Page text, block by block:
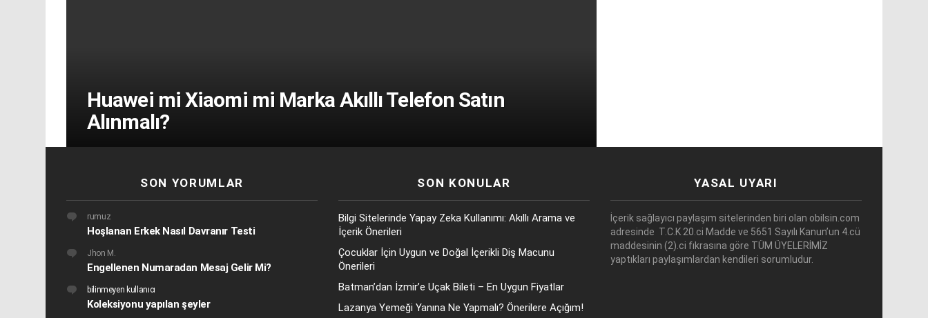
Huawei mi Xiaomi mi Marka Akıllı Telefon Satın
Alınmalı?
SON YORUMLAR
rumuz
Hoşlanan Erkek Nasıl Davranır Testi
Jhon M.
Engellenen Numaradan Mesaj Gelir Mi?
bilinmeyen kullanıcı
Koleksiyonu yapılan şeyler
SON KONULAR
Bilgi Sitelerinde Yapay Zeka Kullanımı: Akıllı Arama ve
İçerik Önerileri
Çocuklar İçin Uygun ve Doğal İçerikli Diş Macunu
Önerileri
Batman’dan İzmir’e Uçak Bileti – En Uygun Fiyatlar
Lazanya Yemeği Yanına Ne Yapmalı? Önerilere Açığım!
YASAL UYARI
İçerik sağlayıcı paylaşım sitelerinden biri olan obilsin.com
adresinde T.C.K 20.ci Madde ve 5651 Sayılı Kanun’un 4.cü
maddesinin (2).ci fıkrasına göre TÜM ÜYELERİMİZ
yaptıkları paylaşımlardan kendileri sorumludur.